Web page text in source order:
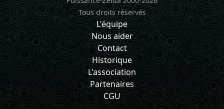
Tous droits réservés
L'équipe
Nous aider
Contact
Historique
L'association
Partenaires
CGU